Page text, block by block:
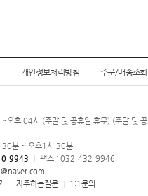
개인정보처리방침 주문/배송조회
오후 04시 (주말 및 공휴일 휴무) (주말 및 공
30분 ~ 오후1시 30분
9943
팩스 : 032-432-9946
자주하는질문 1:1문의